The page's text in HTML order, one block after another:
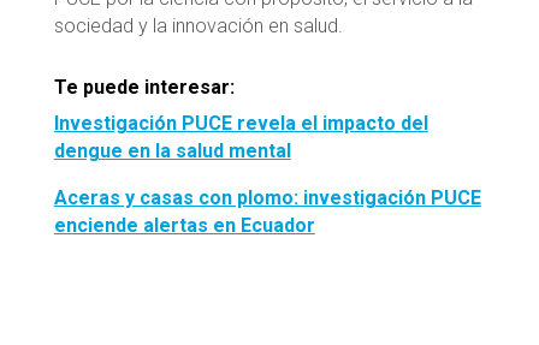
sociedad y la innovación en salud.
Te puede interesar:
Investigación PUCE revela el impacto del
dengue en la salud mental
Aceras y casas con plomo: investigación PUCE
enciende alertas en Ecuador